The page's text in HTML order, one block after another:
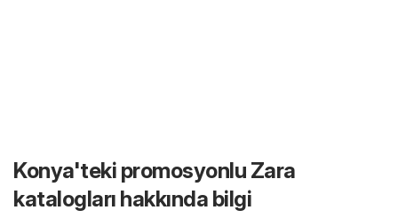
Konya'teki promosyonlu Zara
katalogları hakkında bilgi